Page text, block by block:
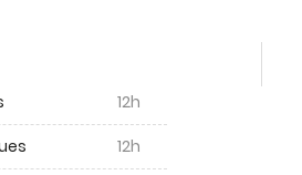
12h
12h